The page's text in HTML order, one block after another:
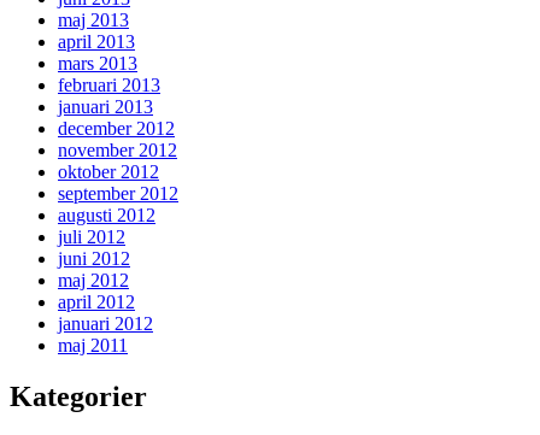
maj 2013
april 2013
mars 2013
februari 2013
januari 2013
december 2012
november 2012
oktober 2012
september 2012
augusti 2012
juli 2012
juni 2012
maj 2012
april 2012
januari 2012
maj 2011
Kategorier